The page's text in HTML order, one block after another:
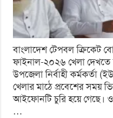
বাংলাদেশ টেপবল ক্রিকেট
ফাইনাল-২০২৬ খেলা দেখতে
উপজেলা নির্বাহী
খেলার মাঠে প্রবেশের সময়
আইফোনটি চুরি হয়ে গেছে।
…